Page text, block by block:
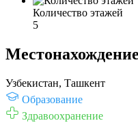
Количество этажей
5
Узбекистан, Ташкент
Образование
Здравоохранение